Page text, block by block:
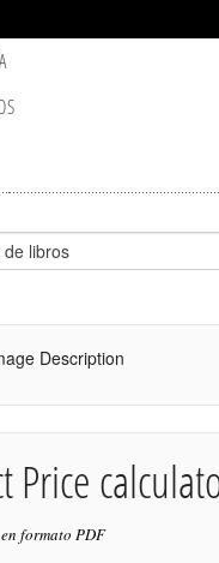
Price
formato PDF